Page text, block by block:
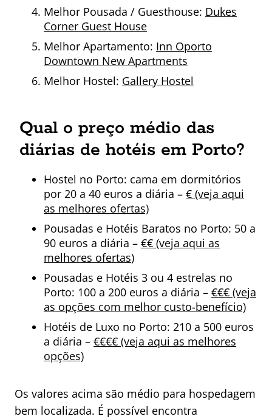
Melhor Pousada / Guesthouse: Dukes
Corner Guest House
Melhor Apartamento: Inn Oporto
Downtown New Apartments
Melhor Hostel: Gallery Hostel
Qual o preço médio das
diárias de hotéis em Porto?
Hostel no Porto: cama em dormitórios
por 20 a 40 euros a diária – € (veja aqui
as melhores ofertas)
Pousadas e Hotéis Baratos no Porto: 50 a
90 euros a diária – €€ (veja aqui as
melhores ofertas)
Pousadas e Hotéis 3 ou 4 estrelas no
Porto: 100 a 200 euros a diária – €€€ (veja
as opções com melhor custo-benefício)
Hotéis de Luxo no Porto: 210 a 500 euros
a diária – €€€€ (veja aqui as melhores
opções)
Os valores acima são médio para hospedagem
bem localizada. É possível encontra